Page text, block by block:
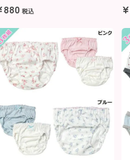
880 税込 ¥